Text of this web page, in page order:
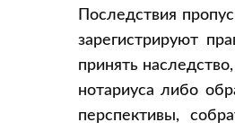
Последствия
зарегистрируют
принять
нотариуса либо
перспективы,